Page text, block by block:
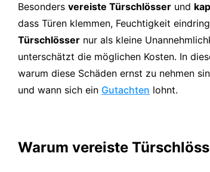
Besonders vereiste Türschlösser und
dass Türen klemmen, Feuchtigkeit
Türschlösser nur als kleine
unterschätzt die möglichen Kosten. In
warum diese Schäden ernst zu nehmen
und wann sich ein Gutachten lohnt.
Warum vereiste